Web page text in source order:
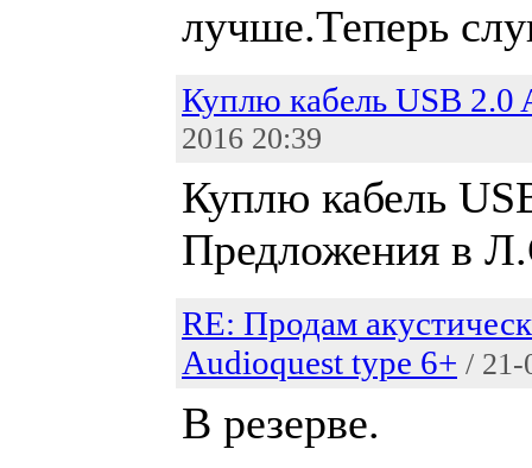
лучше.Теперь
Куплю кабель USB 2.0
2016 20:39
Куплю кабель
Предложения в
RE: Продам
Audioquest type 6+ / 21-
В резерве.